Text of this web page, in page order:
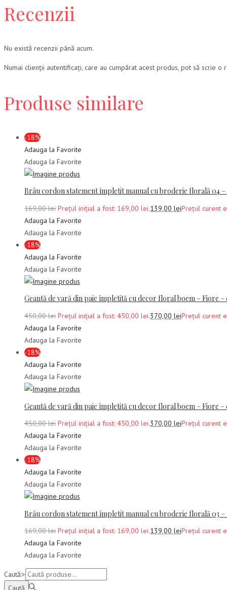
Recenzii
Nu există recenzii până acum.
Numai clienții autentificați, care au cumpărat acest produs, pot să scrie o
Produse similare
-18%
Adauga la Favorite
Adauga la Favorite
Brâu cordon statement împletit manual cu broderie florală 04 –
169,00lei Prețul inițial a fost: 169,00 lei.139,00 leiPrețul curent
Adauga la Favorite
Adauga la Favorite
-18%
Adauga la Favorite
Adauga la Favorite
Geantă de vară din paie împletită cu decor floral boem – Fiore –
450,00lei Prețul inițial a fost: 450,00 lei.370,00 leiPrețul curent
Adauga la Favorite
Adauga la Favorite
-18%
Adauga la Favorite
Adauga la Favorite
Geantă de vară din paie împletită cu decor floral boem – Fiore –
450,00lei Prețul inițial a fost: 450,00 lei.370,00 leiPrețul curent
Adauga la Favorite
Adauga la Favorite
-18%
Adauga la Favorite
Adauga la Favorite
Brâu cordon statement împletit manual cu broderie florală 03 –
169,00lei Prețul inițial a fost: 169,00 lei.139,00 leiPrețul curent
Adauga la Favorite
Adauga la Favorite
Caută:>
Caută